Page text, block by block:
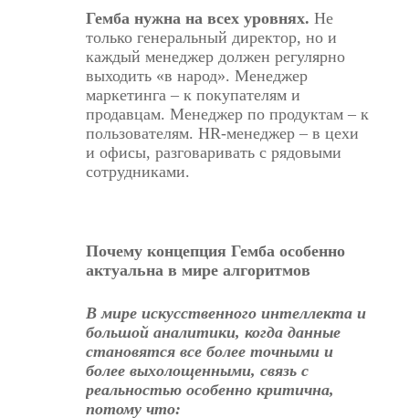
Гемба нужна на всех уровнях. Не
только генеральный директор, но и
каждый менеджер должен регулярно
выходить «в народ». Менеджер
маркетинга – к покупателям и
продавцам. Менеджер по продуктам – к
пользователям. HR-менеджер – в цехи
и офисы, разговаривать с рядовыми
сотрудниками.
Почему концепция Гемба особенно
актуальна в мире алгоритмов
В мире искусственного интеллекта и
большой аналитики, когда данные
становятся все более точными и
более выхолощенными, связь с
реальностью особенно критична,
потому что: